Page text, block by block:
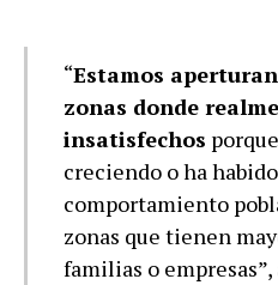
“Estamos
zonas donde
insatisfechos
creciendo o ha
comportamiento
zonas que tienen
familias o